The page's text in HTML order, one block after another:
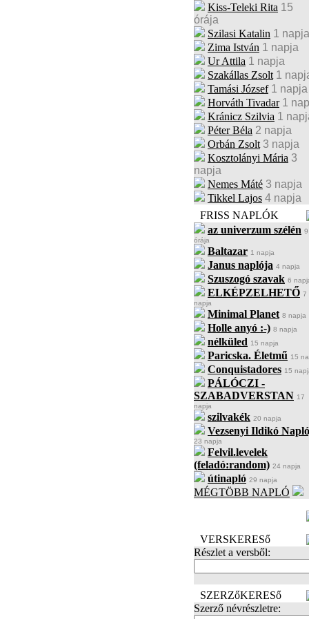
Kiss-Teleki Rita 15
órája
Szilasi Katalin 1 napja
Zima István 1 napja
Ur Attila 1 napja
Szakállas Zsolt 1
Tamási József 1 napja
Horváth Tivadar 1
Kránicz Szilvia 1
Péter Béla 2 napja
Orbán Zsolt 3 napja
Kosztolányi Mária 3
napja
Nemes Máté 3 napja
Tikkel Lajos 4 napja
FRISS NAPLÓK
az univerzum szélén 9
órája
Baltazar 1 napja
Janus naplója 4 napja
Szuszogó szavak 6
ELKÉPZELHETŐ 7
napja
Minimal Planet 8 napja
Holle anyó :-) 8 napja
nélküled 15 napja
Paricska. Életmű 15
Conquistadores 15
PÁLÓCZI -
SZABADVERSTAN 17
napja
szilvakék 20 napja
Vezsenyi Ildikó
23 napja
Felvil.levelek
(feladó:random) 24 napja
útinapló 29 napja
MÉGTÖBB NAPLÓ
VERSKERESő
Részlet a versből:
SZERZőKERESő
Szerző névrészletre: